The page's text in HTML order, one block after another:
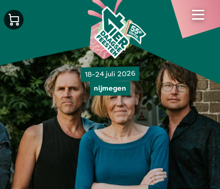
18-24 juli 2026
nijmegen